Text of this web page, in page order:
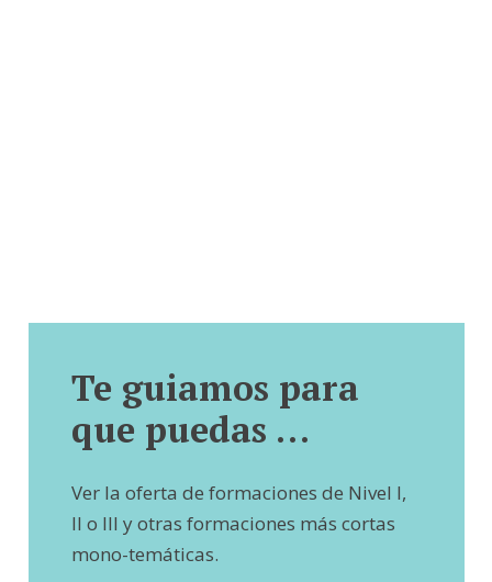
Te guiamos para
que puedas …
Ver la oferta de formaciones de Nivel I,
II o III y otras formaciones más cortas
mono-temáticas.